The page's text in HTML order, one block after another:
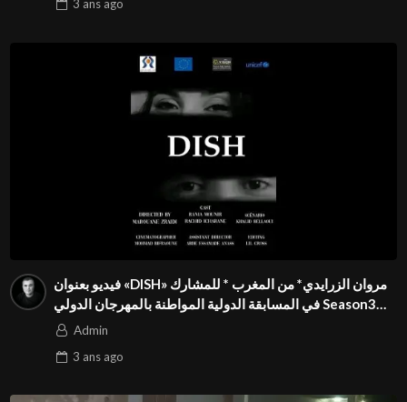
3 ansago
فيديو بعنوان «DISH» للمشارك * ‪مروان الزرايدي* من المغرب
في المسابقة الدولية المواطنة بالمهرجان الدولي Season3
FIVSAdmin
3 ansago